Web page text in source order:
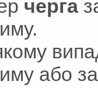
черга
або